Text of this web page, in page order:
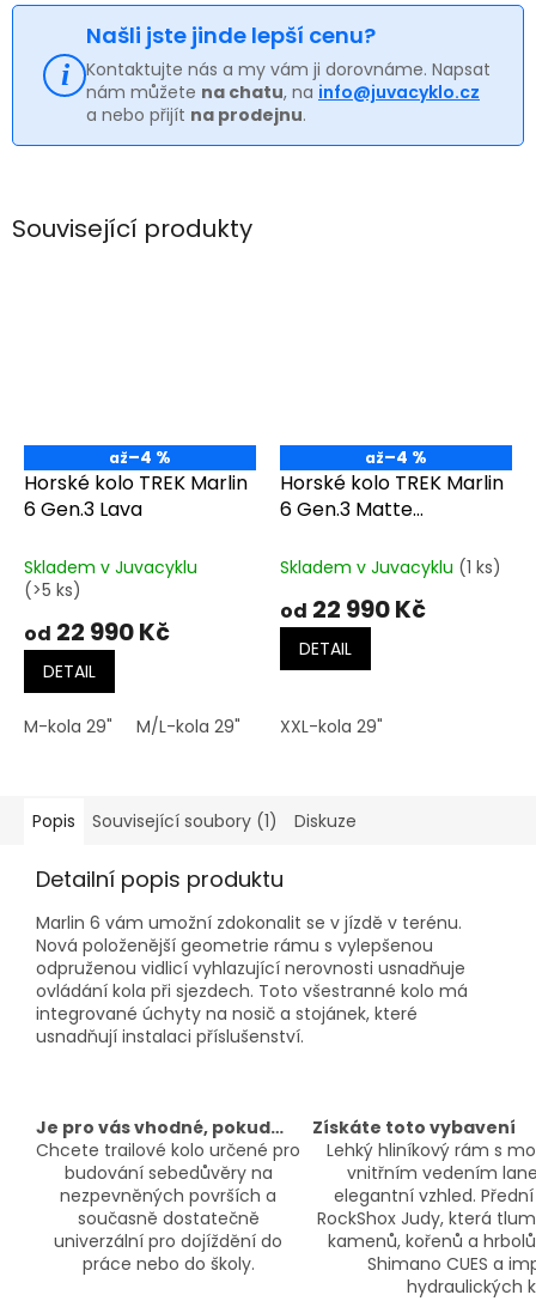
Našli jste jinde lepší cenu?
Kontaktujte nás a my vám ji dorovnáme. Napsat
nám můžete na chatu, na info@juvacyklo.cz
a nebo přijít na prodejnu.
Související produkty
až–4 %
Horské kolo TREK Marlin
6 Gen.3 Lava
Skladem v Juvacyklu
(>5 ks)
od 22 990 Kč
DETAIL
M-kola 29" M/L-kola 29" L-kola 29"
až–4 %
Horské kolo TREK Marlin
6 Gen.3 Matte
Fade
Skladem v Juvacyklu (1 ks)
od 22 990 Kč
DETAIL
XXL-kola 29"
Popis Související soubory (1) Diskuze
Detailní popis produktu
Marlin 6 vám umožní zdokonalit se v jízdě v terénu.
Nová položenější geometrie rámu s vylepšenou
odpruženou vidlicí vyhlazující nerovnosti usnadňuje
ovládání kola při sjezdech. Toto všestranné kolo má
integrované úchyty na nosič a stojánek, které
usnadňují instalaci příslušenství.
Je pro vás vhodné, pokud…
Získáte toto vybavení
Chcete trailové kolo určené pro
budování sebedůvěry na
nezpevněných površích a
současně dostatečně
univerzální pro dojíždění do
práce nebo do školy.
Lehký hliníkový rám s
vnitřním vedením
elegantní vzhled.
RockShox Judy, která
kamenů, kořenů a
Shimano CUES a
hydraulických